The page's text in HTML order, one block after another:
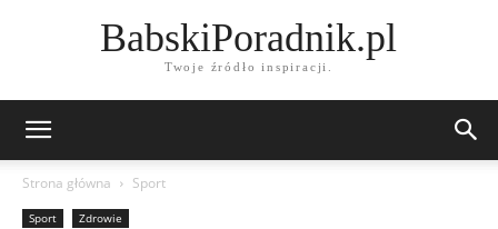
BabskiPoradnik.pl
Twoje źródło inspiracji.
Strona główna Sport
Sport Zdrowie